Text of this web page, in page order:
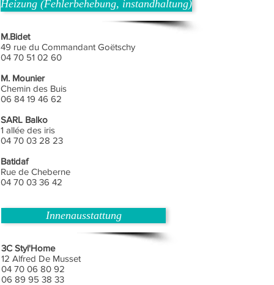
Heizung (Fehlerbehebung, instandhaltung)
M.Bidet
49 rue du Commandant Goëtschy
04 70 51 02 60
M. Mounier
Chemin des Buis
06 84 19 46 62
SARL Balko
1 allée des iris
04 70 03 28 23
Batidaf
Rue de Cheberne
04 70 03 36 42
Innenausstattung
3C Styl'Home
12 Alfred De Musset
04 70 06 80 92
06 89 95 38 33